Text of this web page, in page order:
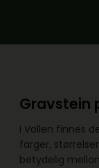
Gravstein
i Vollen finnes
farger,
betydelig